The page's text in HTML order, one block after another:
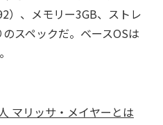
）、メモリー3GB、ストレ
スペックだ。ベースOSは
マリッサ・メイヤーとは